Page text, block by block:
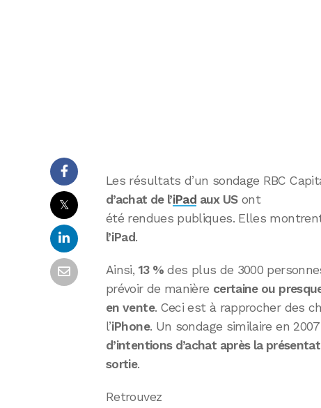
𝕏
Les résultats d’un sondage RBC
d’achat de l’iPad aux USont
été rendues publiques. Elles
l’iPad.
Ainsi, 13 %des plus de 3000
prévoir de manière certaine ou
en vente. Ceci est à rapprocher des
l’iPhone. Un sondage similaire en
d’intentions d’achat après la
sortie.
Retrouvez